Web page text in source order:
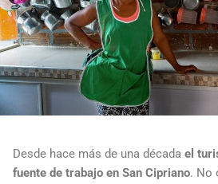
Desde hace más de una década el
fuente de trabajo en San Cipriano. No